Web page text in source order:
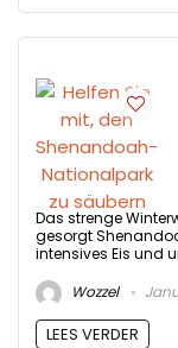
Das strenge
gesorgt
intensives Eis und
Wozzel
LEES VERDER